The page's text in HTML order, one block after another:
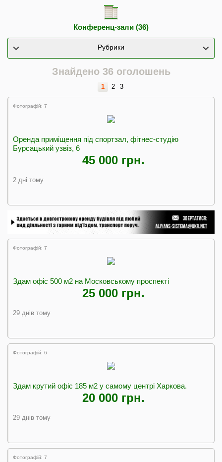
Конференц-зали (36)
Рубрики
Знайдено 36 оголошень
1 2 3
Фотографій: 7
Оренда приміщення під спортзал, фітнес-студію
Бурсацький узвіз, 6
45 000 грн.
2 дні тому
Фотографій: 7
Здам офіс 500 м2 на Московському проспекті
25 000 грн.
29 днів тому
Фотографій: 6
Здам крутий офіс 185 м2 у самому центрі Харкова.
20 000 грн.
29 днів тому
Фотографій: 7